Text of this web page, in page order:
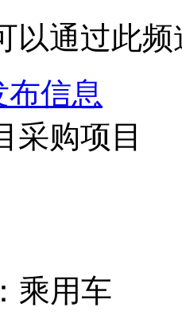
以通过此
布信息
采购项目
乘用车